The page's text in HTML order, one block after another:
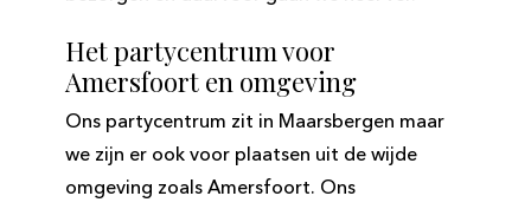
Het partycentrum voor
Amersfoort en omgeving
Ons partycentrum zit in Maarsbergen maar
we zijn er ook voor plaatsen uit de wijde
omgeving zoals Amersfoort. Ons